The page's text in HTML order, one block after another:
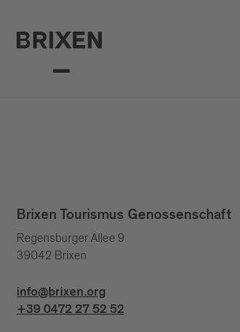
Brixen Tourismus Genossenschaft
Regensburger Allee 9
39042 Brixen
info@brixen.org
+39 0472 27 52 52